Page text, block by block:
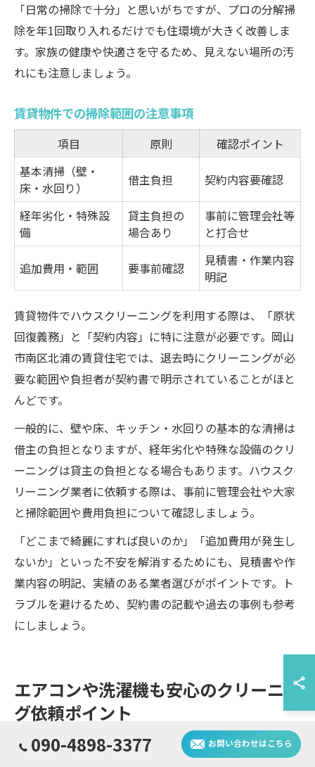
「日常の掃除で十分」と思いがちですが、プロの分解掃
除を年1回取り入れるだけでも住環境が大きく改善しま
す。家族の健康や快適さを守るため、見えない場所の汚
れにも注意しましょう。
賃貸物件での掃除範囲の注意事項
項目 原則
確認ポイント
基本清掃（壁・
床・水回り）
借主負担 契約内容要確認
経年劣化・特殊設
備
貸主負担の
場合あり
事前に管理会社等
と打合せ
追加費用・範囲 要事前確認
見積書・作業内容
明記
賃貸物件でハウスクリーニングを利用する際は、「原状
回復義務」と「契約内容」に特に注意が必要です。岡山
市南区北浦の賃貸住宅では、退去時にクリーニングが必
要な範囲や負担者が契約書で明示されていることがほと
んどです。
一般的に、壁や床、キッチン・水回りの基本的な清掃は
借主の負担となりますが、経年劣化や特殊な設備のクリ
ーニングは貸主の負担となる場合もあります。ハウスク
リーニング業者に依頼する際は、事前に管理会社や大家
と掃除範囲や費用負担について確認しましょう。
「どこまで綺麗にすれば良いのか」「追加費用が発生し
ないか」といった不安を解消するためにも、見積書や作
業内容の明記、実績のある業者選びがポイントです。ト
ラブルを避けるため、契約書の記載や過去の事例も参考
にしましょう。
エアコンや洗濯機も安心のクリーニン
グ依頼ポイント
エアコン・洗濯機クリーニング内容比較表
090-4898-3377 お問い合わせはこちら